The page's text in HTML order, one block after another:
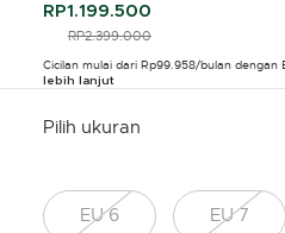
RP1.199.500
PRICE REDUCED FROM
RP2.399.000TO
Cicilan mulai dari Rp99.958/bulan dengan
lebih lanjut
Pilih ukuran
EU 6 EU 7